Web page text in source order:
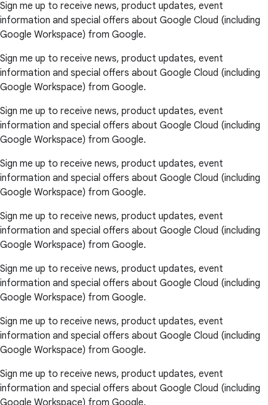
Sign me up to receive news, product updates, event
information and special offers about Google Cloud (including
Google Workspace) from Google.
Sign me up to receive news, product updates, event
information and special offers about Google Cloud (including
Google Workspace) from Google.
Sign me up to receive news, product updates, event
information and special offers about Google Cloud (including
Google Workspace) from Google.
Sign me up to receive news, product updates, event
information and special offers about Google Cloud (including
Google Workspace) from Google.
Sign me up to receive news, product updates, event
information and special offers about Google Cloud (including
Google Workspace) from Google.
Sign me up to receive news, product updates, event
information and special offers about Google Cloud (including
Google Workspace) from Google.
Sign me up to receive news, product updates, event
information and special offers about Google Cloud (including
Google Workspace) from Google.
Sign me up to receive news, product updates, event
information and special offers about Google Cloud (including
Google Workspace) from Google.